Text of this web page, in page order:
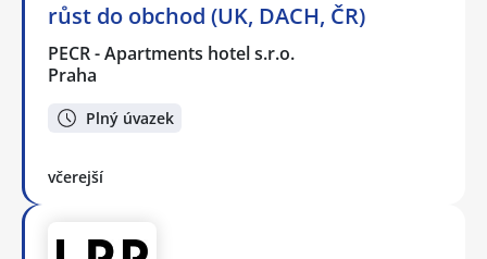
růst do obchod (UK, DACH, ČR)
PECR - Apartments hotel s.r.o.
Praha
Plný úvazek
včerejší